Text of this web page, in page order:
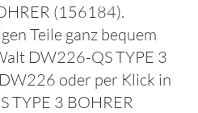
(156184).
Teile ganz bequem
DW226-QS TYPE 3
oder per Klick in
TYPE 3 BOHRER